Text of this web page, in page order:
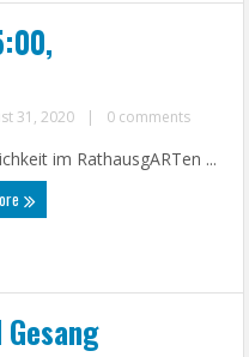
31, 2020 | 0 comments
im RathausgARTen ...